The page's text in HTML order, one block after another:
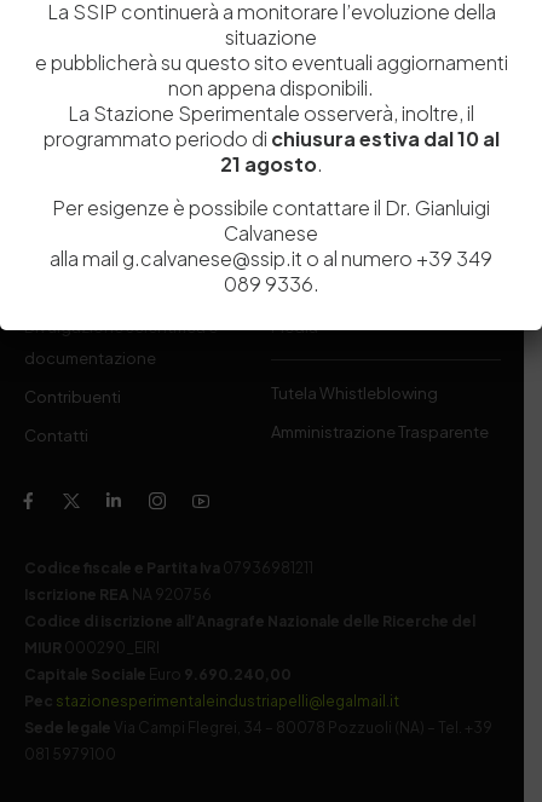
(SSIP) è un Organismo di Ricerca Nazionale delle Camere di
Commercio di Napoli, Toscana Nord-Ovest e Vicenza.
ssip@ssip.it
Servizi
Ricerca e Sviluppo
Divulgazione scientifica e
documentazione
Contribuenti
Contatti
Laboratori
Dipartimenti di ricerca
Biblioteca
Politecnico del Cuoio
Media
Tutela Whistleblowing
Amministrazione Trasparente
Codice fiscale e Partita Iva 07936981211
Iscrizione REA NA 920756
Codice di iscrizione all’Anagrafe Nazionale delle Ricerche del
MIUR 000290_EIRI
Capitale Sociale Euro 9.690.240,00
Pec stazionesperimentaleindustriapelli@legalmail.it
Sede legale
Via Campi Flegrei, 34 – 80078 Pozzuoli (NA) – Tel. +39
081 5979100
La SSIP continuerà a monitorare l’evoluzione della
situazione
e pubblicherà su questo sito eventuali aggiornamenti
non appena disponibili.
La Stazione Sperimentale osserverà, inoltre, il
programmato periodo di chiusura estiva dal 10 al
21 agosto.
Per esigenze è possibile contattare il Dr. Gianluigi
Calvanese
alla mail g.calvanese@ssip.it o al numero +39 349
089 9336.